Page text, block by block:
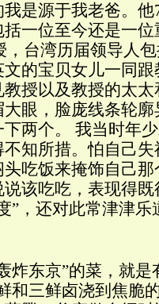
是源于我老爸。他
一位至今还是一
，台湾历届领导人
的宝贝女儿一同
授以及教授的太
眼，脸庞线条轮
两个。
我当时年
知所措。怕自己
吃饭来掩饰自己
该吃吃，表现得
”，还对此常津津乐
炸东京”的菜，就是
和三鲜卤浇到焦脆